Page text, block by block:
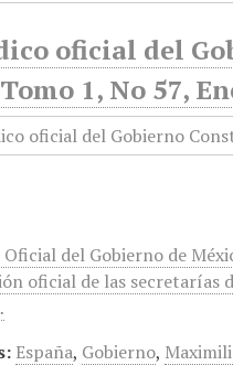
oficial del
1, No 57,
del Gobierno de
oficial de las secretarías
España, Gobierno,